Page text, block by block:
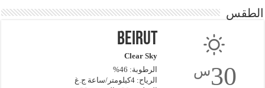
الطقس
30س
Beirut
Clear Sky
الرطوبة: 46%
الرياح: 4كيلومتر/ساعة ج.غ